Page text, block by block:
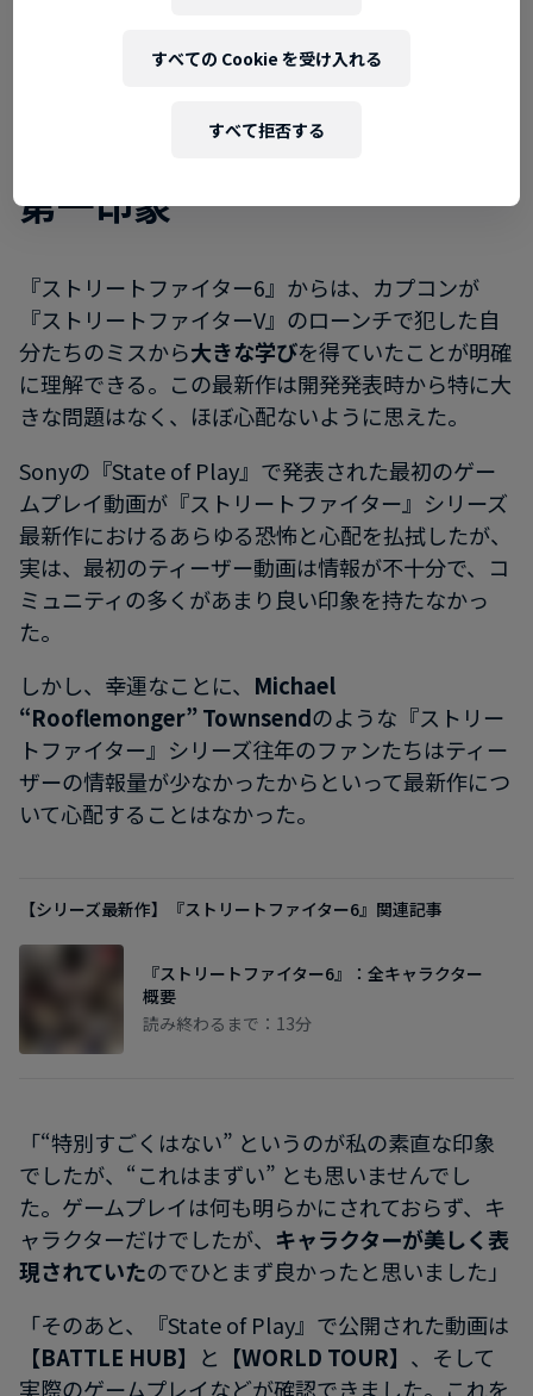
第一印象
『ストリートファイター6』からは、カプコンが
『ストリートファイターV』のローンチで犯した自
分たちのミスから大きな学びを得ていたことが明確
に理解できる。この最新作は開発発表時から特に大
きな問題はなく、ほぼ心配ないように思えた。
Sonyの『State of Play』で発表された最初のゲー
ムプレイ動画が『ストリートファイター』シリーズ
最新作におけるあらゆる恐怖と心配を払拭したが、
実は、最初のティーザー動画は情報が不十分で、コ
ミュニティの多くがあまり良い印象を持たなかっ
た。
しかし、幸運なことに、 Michael
“Rooflemonger” Townsendのような『ストリー
トファイター』シリーズ往年のファンたちはティー
ザーの情報量が少なかったからといって最新作につ
いて心配することはなかった。
【シリーズ最新作】『ストリートファイター6』関連記事
『ストリートファイター6』：全キャラクター
概要
読み終わるまで：13分
「“特別すごくはない” というのが私の素直な印象
でしたが、“これはまずい” とも思いませんでし
た。ゲームプレイは何も明らかにされておらず、キ
ャラクターだけでしたが、 キャラクターが美しく表
現されていたのでひとまず良かったと思いました」
「そのあと、『State of Play』で公開された動画は
【BATTLE HUB】 と 【WORLD TOUR】 、そして
実際のゲームプレイなどが確認できました。これを
すべて拒否する
すべての Cookie を受け入れる